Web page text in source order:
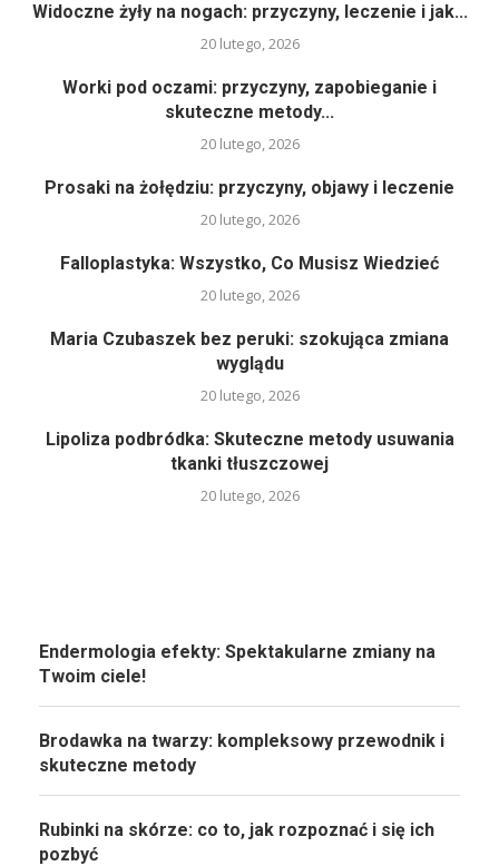
Widoczne żyły na nogach: przyczyny, leczenie i jak...
20 lutego, 2026
Worki pod oczami: przyczyny, zapobieganie i
skuteczne metody...
20 lutego, 2026
Prosaki na żołędziu: przyczyny, objawy i leczenie
20 lutego, 2026
Falloplastyka: Wszystko, Co Musisz Wiedzieć
20 lutego, 2026
Maria Czubaszek bez peruki: szokująca zmiana
wyglądu
20 lutego, 2026
Lipoliza podbródka: Skuteczne metody usuwania
tkanki tłuszczowej
20 lutego, 2026
Endermologia efekty: Spektakularne zmiany na
Twoim ciele!
Brodawka na twarzy: kompleksowy przewodnik i
skuteczne metody
Rubinki na skórze: co to, jak rozpoznać i się ich
pozbyć